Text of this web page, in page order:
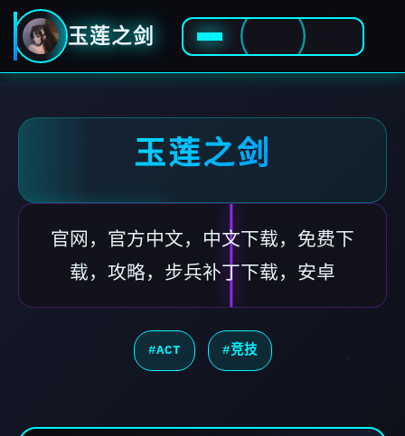
玉莲之剑
玉莲之剑
官网，官方中文，中文下载，免费下
载，攻略，步兵补丁下载，安卓
#ACT #竞技